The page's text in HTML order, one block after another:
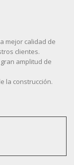
mejor calidad de
clientes.
amplitud de
la construcción.